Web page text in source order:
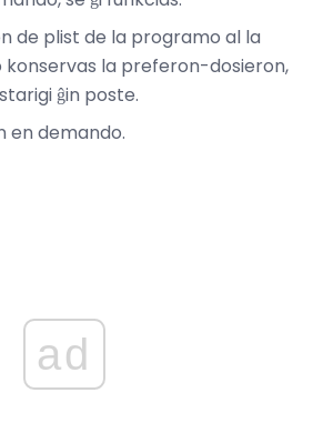
de plist de la programo al la
konservas la preferon-dosieron,
ĝin poste.
en demando.
ad